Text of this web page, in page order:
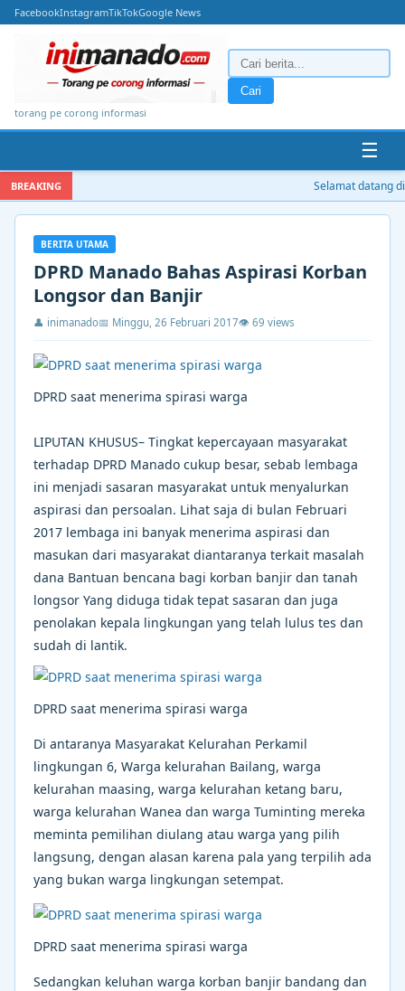
FacebookInstagramTikTokGoogle News
torang pe corong informasi
Cari
☰
BREAKING Selamat datang di
BERITA UTAMA
DPRD Manado Bahas Aspirasi Korban
Longsor dan Banjir
👤 inimanado📅 Minggu, 26 Februari 2017👁 69 views
DPRD saat menerima spirasi warga
LIPUTAN KHUSUS– Tingkat kepercayaan masyarakat
terhadap DPRD Manado cukup besar, sebab lembaga
ini menjadi sasaran masyarakat untuk menyalurkan
aspirasi dan persoalan. Lihat saja di bulan Februari
2017 lembaga ini banyak menerima aspirasi dan
masukan dari masyarakat diantaranya terkait masalah
dana Bantuan bencana bagi korban banjir dan tanah
longsor Yang diduga tidak tepat sasaran dan juga
penolakan kepala lingkungan yang telah lulus tes dan
sudah di lantik.
DPRD saat menerima spirasi warga
Di antaranya Masyarakat Kelurahan Perkamil
lingkungan 6, Warga kelurahan Bailang, warga
kelurahan maasing, warga kelurahan ketang baru,
warga kelurahan Wanea dan warga Tuminting mereka
meminta pemilihan diulang atau warga yang pilih
langsung, dengan alasan karena pala yang terpilih ada
yang bukan warga lingkungan setempat.
DPRD saat menerima spirasi warga
Sedangkan keluhan warga korban banjir bandang dan